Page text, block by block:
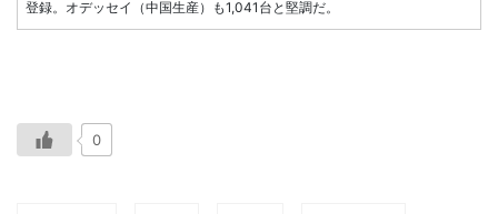
登録。オデッセイ（中国生産）も1,041台と堅調だ。
0